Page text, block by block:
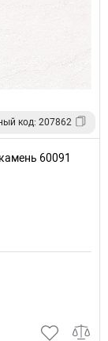
код: 207862
60091